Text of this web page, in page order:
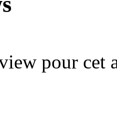
pour cet